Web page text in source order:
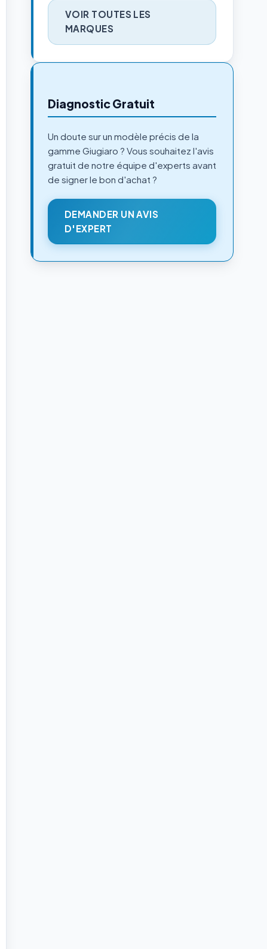
VOIR TOUTES LES
MARQUES
Diagnostic Gratuit
Un doute sur un modèle précis de la
gamme Giugiaro ? Vous souhaitez l'avis
gratuit de notre équipe d'experts avant
de signer le bon d'achat ?
DEMANDER UN AVIS
D'EXPERT